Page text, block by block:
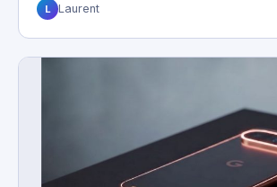
L Laurent